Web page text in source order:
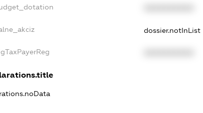
dossier.notInList